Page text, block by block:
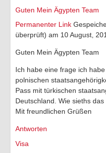
Guten Mein Ägypten Team
Permanenter Link
überprüft) am 10 August,
Guten Mein Ägypten Team
Ich habe eine frage ich
polnischen
Pass mit türkischen
Deutschland. Wie sieths
Mit freundlichen Grüßen
Antworten
Visa